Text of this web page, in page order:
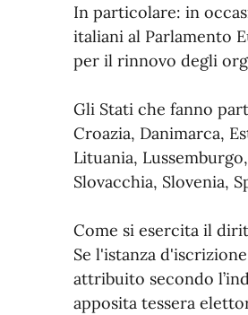
In particolare: in
italiani al Parlamento
per il rinnovo degli
Gli Stati che fanno
Croazia, Danimarca,
Lituania,
Slovacchia, Slovenia,
Come si esercita il
Se l'istanza
attribuito secondo
apposita tessera